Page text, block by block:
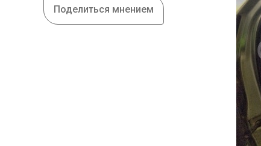
Поделиться мнением